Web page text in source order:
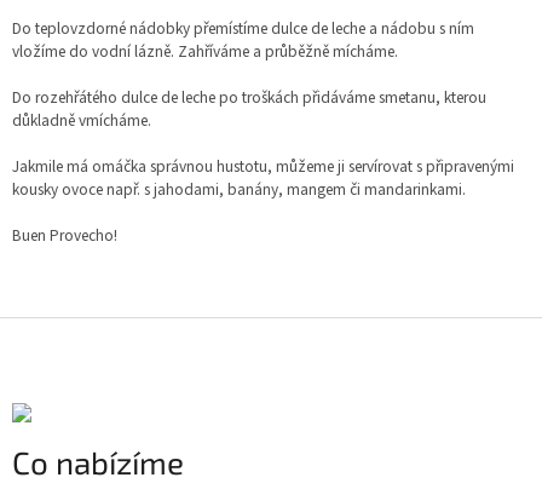
Do teplovzdorné nádobky přemístíme dulce de leche a nádobu s ním
vložíme do vodní lázně. Zahříváme a průběžně mícháme.
Do rozehřátého dulce de leche po troškách přidáváme smetanu, kterou
důkladně vmícháme.
Jakmile má omáčka správnou hustotu, můžeme ji servírovat s připravenými
kousky ovoce např. s jahodami, banány, mangem či mandarinkami.
Buen Provecho!
Co nabízíme